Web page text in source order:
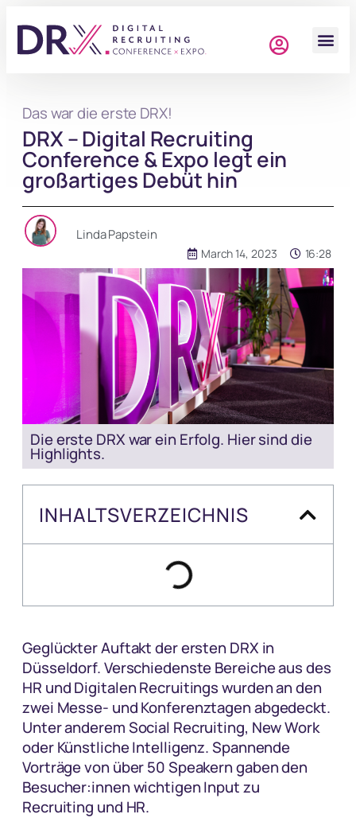
Das war die erste DRX!
DRX – Digital Recruiting
Conference & Expo legt ein
großartiges Debüt hin
Linda Papstein
March 14, 2023 16:28
Die erste DRX war ein Erfolg. Hier sind die
Highlights.
INHALTSVERZEICHNIS
Geglückter Auftakt der ersten DRX in
Düsseldorf. Verschiedenste Bereiche aus des
HR und Digitalen Recruitings wurden an den
zwei Messe- und Konferenztagen abgedeckt.
Unter anderem Social Recruiting, New Work
oder Künstliche Intelligenz. Spannende
Vorträge von über 50 Speakern gaben den
Besucher:innen wichtigen Input zu
Recruiting und HR.